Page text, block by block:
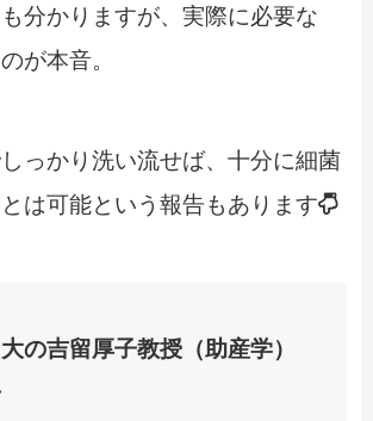
分かりますが、実際に必要な
が本音。
っかり洗い流せば、十分に細菌
は可能という報告もあります
の吉留厚子教授（助産学）